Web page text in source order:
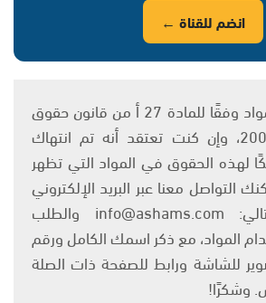
انضم للقناة ←
يتم الاستخدام المواد وفقًا للمادة 27 أ من قانون حقوق
التأليف والنشر 2007، وإن كنت تعتقد أنه تم انتهاك
لهذه الحقوق في المواد التي تظهر
التواصل معنا عبر البريد الإلكتروني
على العنوان التالي: info@ashams.com والطلب
المواد، مع ذكر اسمك الكامل ورقم
للشاشة ورابط للصفحة ذات الصلة
وشكرًا!